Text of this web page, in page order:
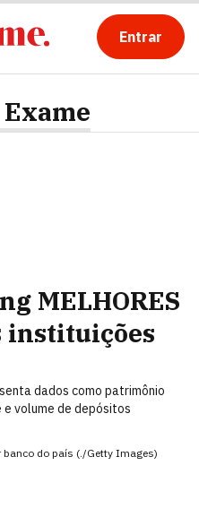
Entrar
MELHORES
instituições
dados como patrimônio
volume de depósitos
do país (./Getty Images)